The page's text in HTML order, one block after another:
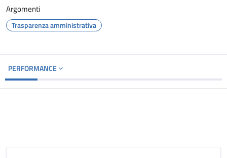
Argomenti
Trasparenza amministrativa
PERFORMANCE